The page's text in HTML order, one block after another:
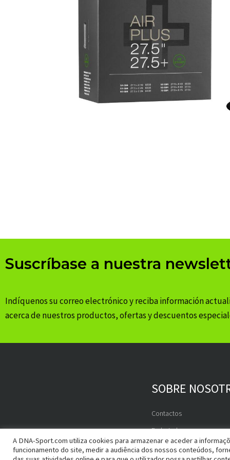
Suscríbase a nuestra
Indíquenos su correo electrónico y reciba información
acerca de nuestros productos, ofertas y descuentos
SOBRE
Contactos
Embajadores
A DNA-Sport.com utiliza cookies para armazenar e aceder a
funcionamento do site, medir a audiência dos nossos conteúdos,